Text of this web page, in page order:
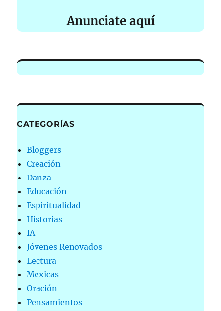
Anunciate aquí
CATEGORÍAS
Bloggers
Creación
Danza
Educación
Espiritualidad
Historias
IA
Jóvenes Renovados
Lectura
Mexicas
Oración
Pensamientos